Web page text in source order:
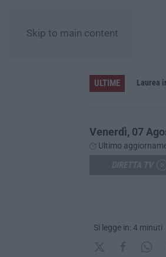
Skip to main content
ULTIME
Sistema bibliotecario vibonese, la dura replica di Soriano e Romeo: «Il fallimento è di chi ha staccato la spina» Laurea
Venerdì, 07
Ultimo
Si legge in: 4 minuti